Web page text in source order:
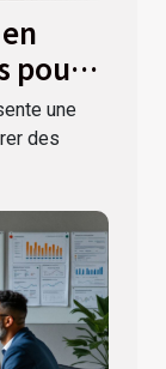
pour
une
des